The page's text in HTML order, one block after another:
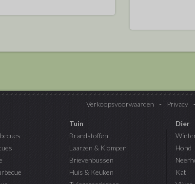
Verkoopsvoorwaarden Privacy
Tuin
Brandstoffen
Laarzen & Klompen
Brievenbussen
Huis & Keuken
Dier
Hond
Kat